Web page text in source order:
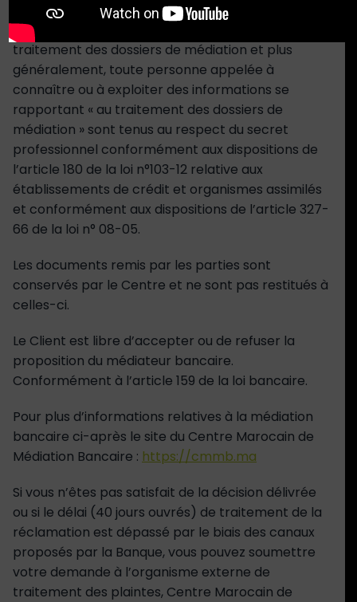
Le Médiateur, ses collaborateurs ainsi que toute
personne qui, à un titre quelconque, participe au
traitement des dossiers de médiation et plus
généralement, toute personne appelée à
connaître ou à exploiter des informations se
rapportant « au traitement des dossiers de
médiation » sont tenus au respect du secret
professionnel conformément aux dispositions de
l’article 180 de la loi n°103-12 relative aux
établissements de crédit et organismes assimilés
et conformément aux dispositions de l’article 327-
66 de la loi n° 08-05.
Les documents remis par les parties sont
conservés par le Centre et ne sont pas restitués à
celles-ci.
Le Client est libre d’accepter ou de refuser la
proposition du médiateur bancaire.
Conformément à l’article 159 de la loi bancaire.
Pour plus d’informations relatives à la médiation
bancaire ci-après le site du Centre Marocain de
Médiation Bancaire : https://cmmb.ma
Si vous n’êtes pas satisfait de la décision délivrée
ou si le délai (40 jours ouvrés) de traitement de la
réclamation est dépassé par le biais des canaux
proposés par la Banque, vous pouvez soumettre
votre demande à l’organisme externe de
traitement des plaintes, Centre Marocain de